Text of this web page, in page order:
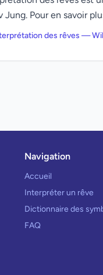
Jung. Pour en savoir
des rêves —
Navigation
Accueil
Interpréter un rêve
Dictionnaire des
FAQ